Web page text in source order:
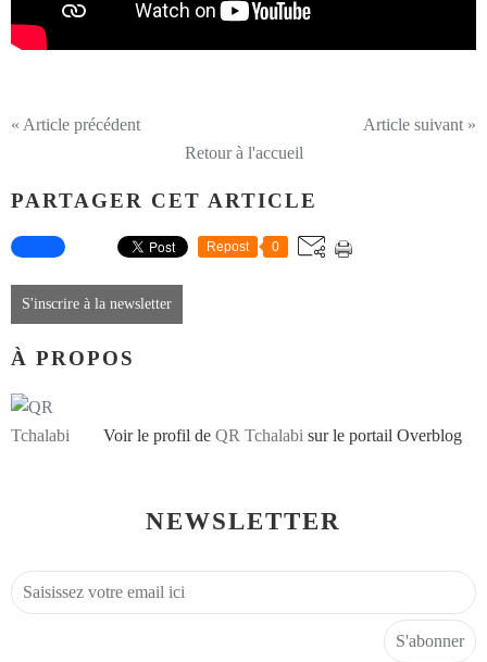
« Article précédent
Article suivant »
Retour à l'accueil
PARTAGER CET ARTICLE
Repost 0
S'inscrire à la newsletter
À PROPOS
Voir le profil de QR Tchalabi sur le portail Overblog
NEWSLETTER